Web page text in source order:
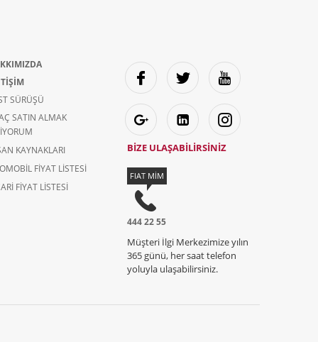
SÜRÜŞÜ
SATIN ALMAK
KAYNAKLARI
FIYAT LISTESI
FIYAT LISTESI
BİZE ULAŞABİLİRSİNİZ
FIAT MİM
444 22 55
Müşteri İlgi Merkezimize yılın
365 günü, her saat telefon
yoluyla ulaşabilirsiniz.